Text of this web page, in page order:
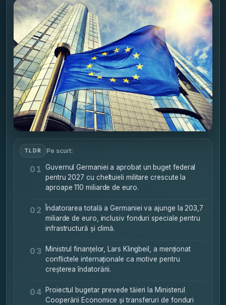
TLDR Pe scurt:
01 Guvernul Germaniei a aprobat un buget federal
pentru 2027 cu cheltuieli militare crescute la
aproape 110 miliarde de euro.
02
Îndatorarea totală a Germaniei va ajunge la 203,7
miliarde de euro, inclusiv fonduri speciale pentru
infrastructură și climă.
03
Ministrul finanțelor, Lars Klingbeil, a menționat
conflictele internaționale ca motive pentru
creșterea îndatorării.
04
Proiectul bugetar prevede tăieri la Ministerul
Cooperării Economice și transferuri de fonduri